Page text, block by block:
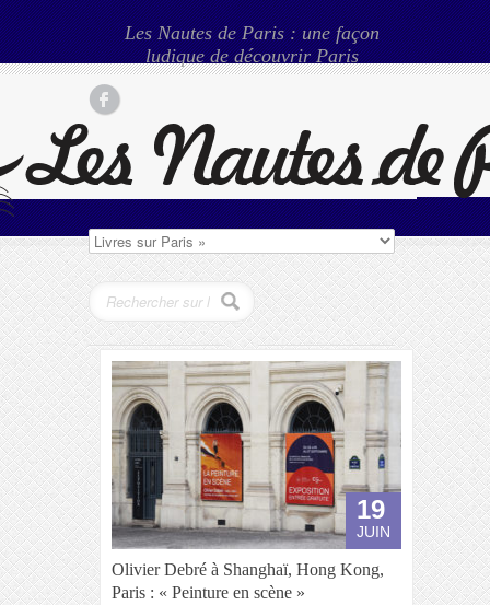
Les Nautes de Paris : une façon
ludique de découvrir Paris
19
JUIN
Olivier Debré à Shanghaï, Hong Kong,
Paris : « Peinture en scène »